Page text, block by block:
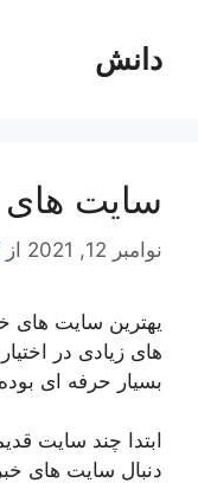
محتوادانش
سایت های
نوامبر 12, 2021 از
یهترین سایت های
های زیادی در
بسیار حرفه ای
ابتدا چند سایت
دنبال سایت های